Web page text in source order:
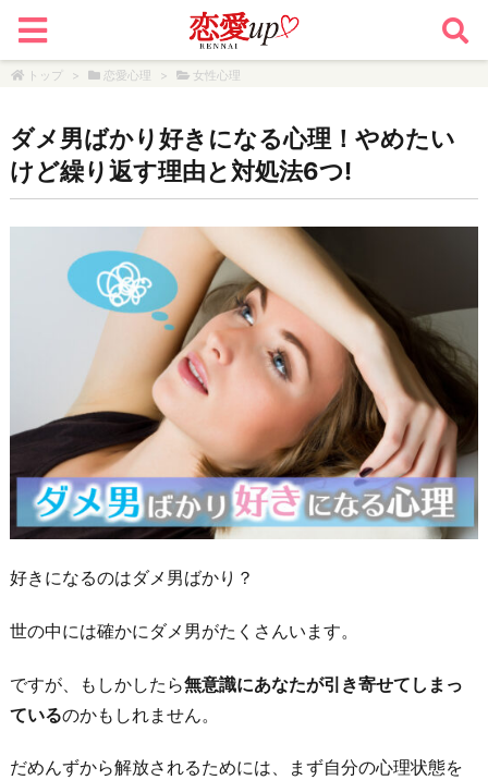
トップ > 恋愛心理 > 女性心理
ダメ男ばかり好きになる心理！やめたい
けど繰り返す理由と対処法6つ!
好きになるのはダメ男ばかり？
世の中には確かにダメ男がたくさんいます。
ですが、もしかしたら無意識にあなたが引き寄せてしまっ
ているのかもしれません。
だめんずから解放されるためには、まず自分の心理状態を